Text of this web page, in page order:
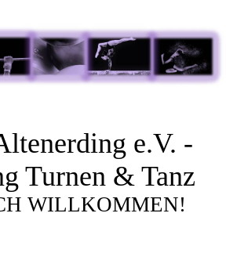
e.V. -
Turnen & Tanz
WILLKOMMEN!